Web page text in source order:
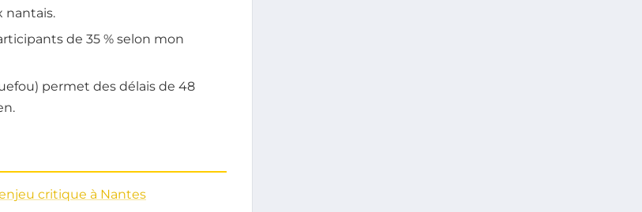
nantais.
de 35 % selon mon
permet des délais de 48
critique à Nantes